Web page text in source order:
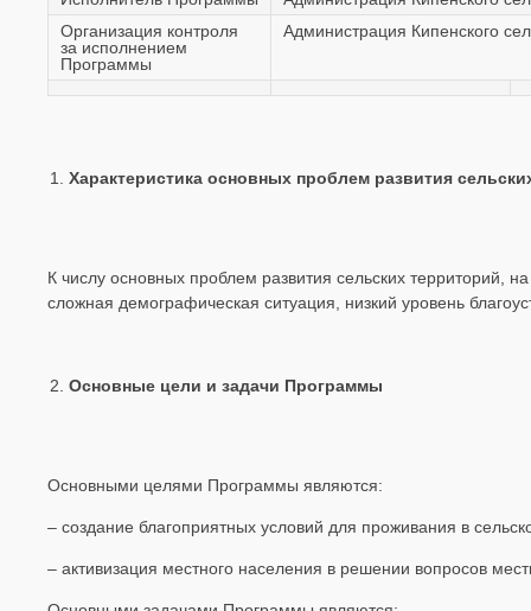
Организация контроля
за исполнением
Программы
Администрация Кипенского
Характеристика основных проблем развития
К числу основных проблем развития сельских территорий,
сложная демографическая ситуация, низкий уровень
Основные цели и задачи Программы
Основными целями Программы являются:
– создание благоприятных условий для проживания в
– активизация местного населения в решении вопросов